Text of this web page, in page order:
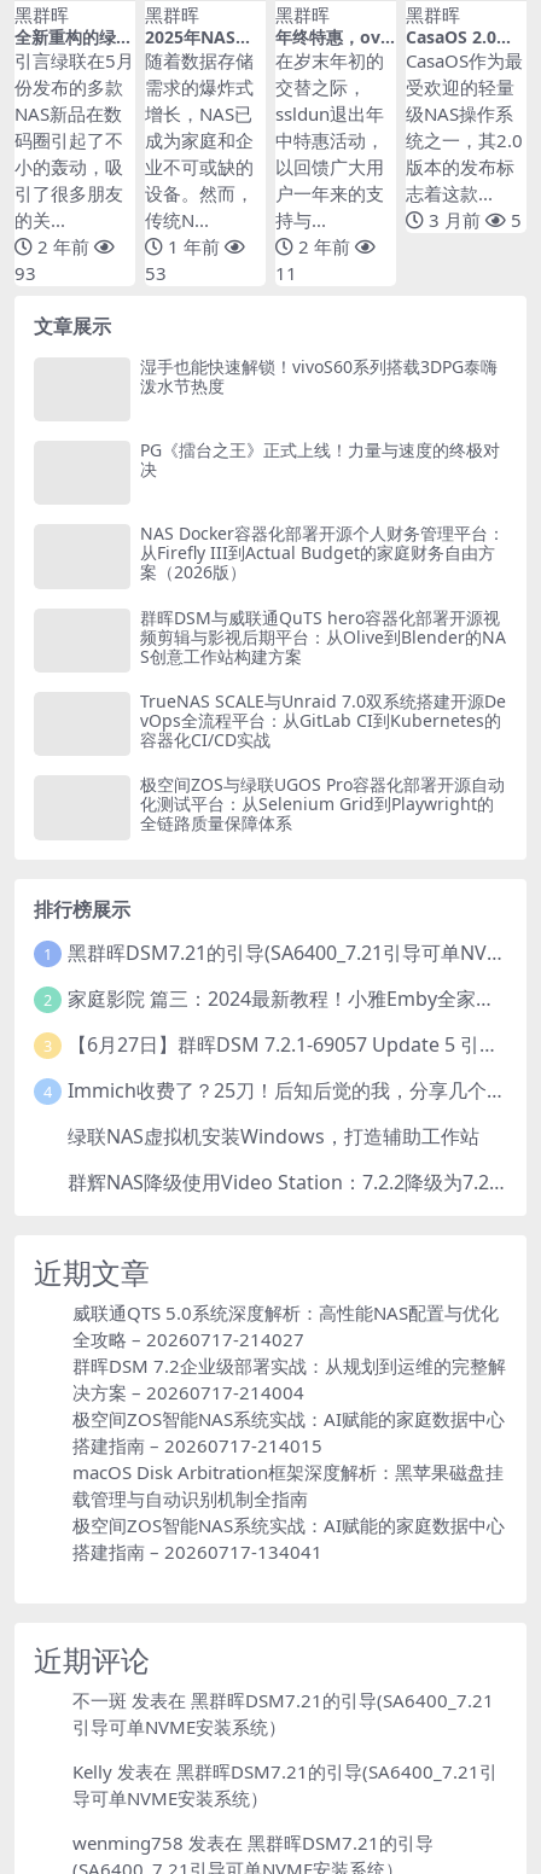
黑群晖
全新重构的绿联
私有云UGOS P
ro系统强在哪？
一上手就知道它
很强！多角度对
比、解析全新系
统优势
引言绿联在5月
份发布的多款
NAS新品在数
码圈引起了不
小的轰动，吸
引了很多朋友
的关...
2 年前
93
黑群晖
2025年NAS的
最佳选择：Win
dows + WinN
AS，打造全能
AI-NAS
随着数据存储
需求的爆炸式
增长，NAS已
成为家庭和企
业不可或缺的
设备。然而，
传统N...
1 年前
53
黑群晖
年终特惠，ov
通配符ssl证书8
60元
在岁末年初的
交替之际，
ssldun退出年
中特惠活动，
以回馈广大用
户一年来的支
持与...
2 年前
11
黑群晖
CasaOS 2.0应
用中心深度解
析：从轻量NAS
到家庭智能中枢
的全面进化
CasaOS作为最
受欢迎的轻量
级NAS操作系
统之一，其2.0
版本的发布标
志着这款...
3 月前
5
文章展示
湿手也能快速解锁！vivoS60系列搭载3DPG泰嗨
泼水节热度
PG《擂台之王》正式上线！力量与速度的终极对
决
NAS Docker容器化部署开源个人财务管理平台：
从Firefly III到Actual Budget的家庭财务自由方
案（2026版）
群晖DSM与威联通QuTS hero容器化部署开源视
频剪辑与影视后期平台：从Olive到Blender的NA
S创意工作站构建方案
TrueNAS SCALE与Unraid 7.0双系统搭建开源De
vOps全流程平台：从GitLab CI到Kubernetes的
容器化CI/CD实战
极空间ZOS与绿联UGOS Pro容器化部署开源自动
化测试平台：从Selenium Grid到Playwright的
全链路质量保障体系
排行榜展示
1 黑群晖DSM7.21的引导(SA6400_7.21引导可单NVME安装系统）
2 家庭影院 篇三：2024最新教程！小雅Emby全家桶又是什么？它和小雅AList又有什么区别？
3 【6月27日】群晖DSM 7.2.1-69057 Update 5 引导【附半洗白序列号】
4 Immich收费了？25刀！后知后觉的我，分享几个方法DIY这款最强家庭照片管理工具
绿联NAS虚拟机安装Windows，打造辅助工作站
群辉NAS降级使用Video Station：7.2.2降级为7.2.1，也可降为其他版本
近期文章
威联通QTS 5.0系统深度解析：高性能NAS配置与优化
全攻略 – 20260717-214027
群晖DSM 7.2企业级部署实战：从规划到运维的完整解
决方案 – 20260717-214004
极空间ZOS智能NAS系统实战：AI赋能的家庭数据中心
搭建指南 – 20260717-214015
macOS Disk Arbitration框架深度解析：黑苹果磁盘挂
载管理与自动识别机制全指南
极空间ZOS智能NAS系统实战：AI赋能的家庭数据中心
搭建指南 – 20260717-134041
近期评论
不一斑 发表在 黑群晖DSM7.21的引导(SA6400_7.21
引导可单NVME安装系统）
Kelly 发表在 黑群晖DSM7.21的引导(SA6400_7.21引
导可单NVME安装系统）
wenming758 发表在 黑群晖DSM7.21的引导
(SA6400_7.21引导可单NVME安装系统）